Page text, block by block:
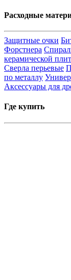
Расходные
Защитные очки
Форстнера
керамической
Сверла перьевые
по металлу
Аксессуары для
Где купить